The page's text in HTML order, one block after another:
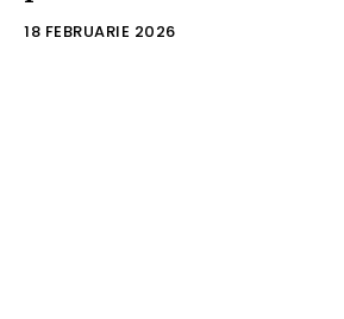
18 FEBRUARIE 2026